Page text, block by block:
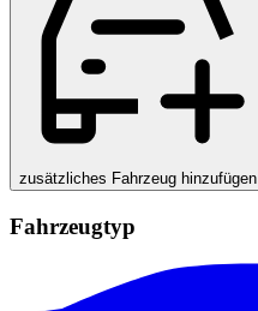
zusätzliches Fahrzeug hinzufügen
Fahrzeugtyp